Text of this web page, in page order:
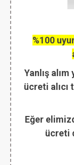
%100
Yanlış
ücreti alıcı
Eğer
ücreti